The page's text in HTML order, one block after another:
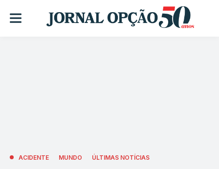
ACIDENTE MUNDO ÚLTIMAS NOTÍCIAS